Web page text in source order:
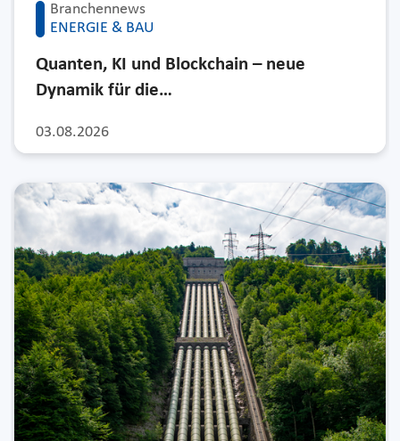
Branchennews
ENERGIE & BAU
03.08.2026
Quanten, KI und Blockchain – neue
Dynamik für die…